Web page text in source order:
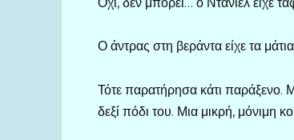
Ο άντρας στη βεράντα είχε τα
Τότε παρατήρησα κάτι παράξενο.
δεξί πόδι του. Μια μικρή, μόνιμη